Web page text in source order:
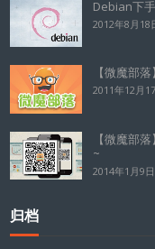
Debian下
2012年8月18
【微魔部
2011年12月
【微魔部
~
2014年1月9日
归档